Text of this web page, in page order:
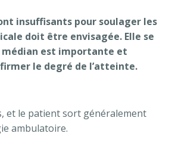
insuffisants pour soulager les
doit être envisagée. Elle se
est importante et
le degré de l’atteinte.
et le patient sort généralement
ambulatoire.